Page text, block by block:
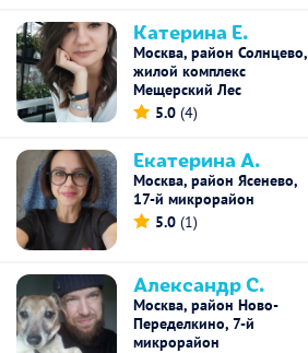
Катерина Е.
Москва, район Солнцево,
жилой комплекс
Мещерский Лес
5.0 (4)
Екатерина А.
Москва, район Ясенево,
17-й микрорайон
5.0 (1)
Александр С.
Москва, район Ново-
Переделкино, 7-й
микрорайон